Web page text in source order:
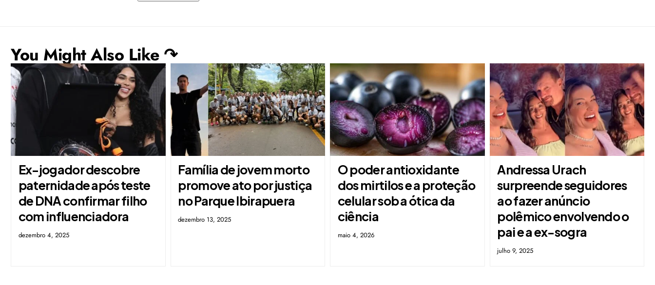
You Might Also Like ↷
Ex-jogador descobre
paternidade após teste
de DNA confirmar filho
com influenciadora
dezembro 4, 2025
Família de jovem morto
promove ato por justiça
no Parque Ibirapuera
dezembro 13, 2025
O poder antioxidante
dos mirtilos e a proteção
celular sob a ótica da
ciência
maio 4, 2026
Andressa Urach
surpreende seguidores
ao fazer anúncio
polêmico envolvendo o
pai e a ex-sogra
julho 9, 2025